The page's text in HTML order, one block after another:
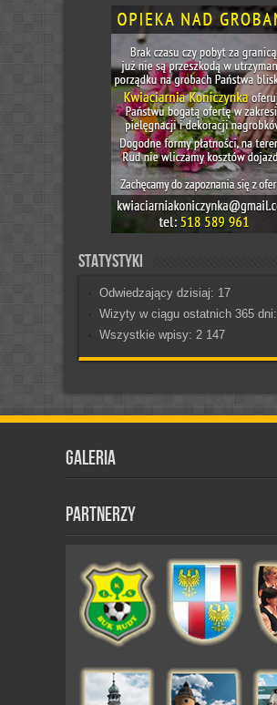
Statystyki
Odwiedzający dzisiaj: 17
Wizyty w ciągu ostatnich 365 dni:
Wszystkie wpisy: 2 147
Galeria
Partnerzy